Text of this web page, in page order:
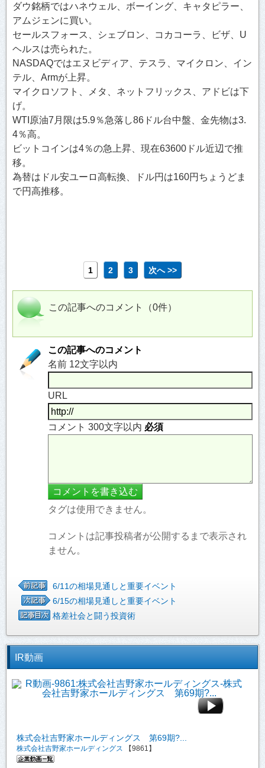
ダウ銘柄ではハネウェル、ボーイング、キャタピラー、
アムジェンに買い。
セールスフォース、シェブロン、コカコーラ、ビザ、U
ヘルスは売られた。
NASDAQではエヌビディア、テスラ、マイクロン、イン
テル、Armが上昇。
マイクロソフト、メタ、ネットフリックス、アドビは下
げ。
WTI原油7月限は5.9％急落し86ドル台中盤、金先物は3.
4％高。
ビットコインは4％の急上昇、現在63600ドル近辺で推
移。
為替はドル安ユーロ高転換、ドル円は160円ちょうどま
で円高推移。
1 2 3 次へ >>
この記事へのコメント（0件）
この記事へのコメント
名前 12文字以内
URL
コメント 300文字以内 必須
タグは使用できません。
コメントは記事投稿者が公開するまで表示され
ません。
6/11の相場見通しと重要イベント
6/15の相場見通しと重要イベント
格差社会と闘う投資術
IR動画
株式会社吉野家ホールディングス 第69期?...
株式会社吉野家ホールディングス 【9861】